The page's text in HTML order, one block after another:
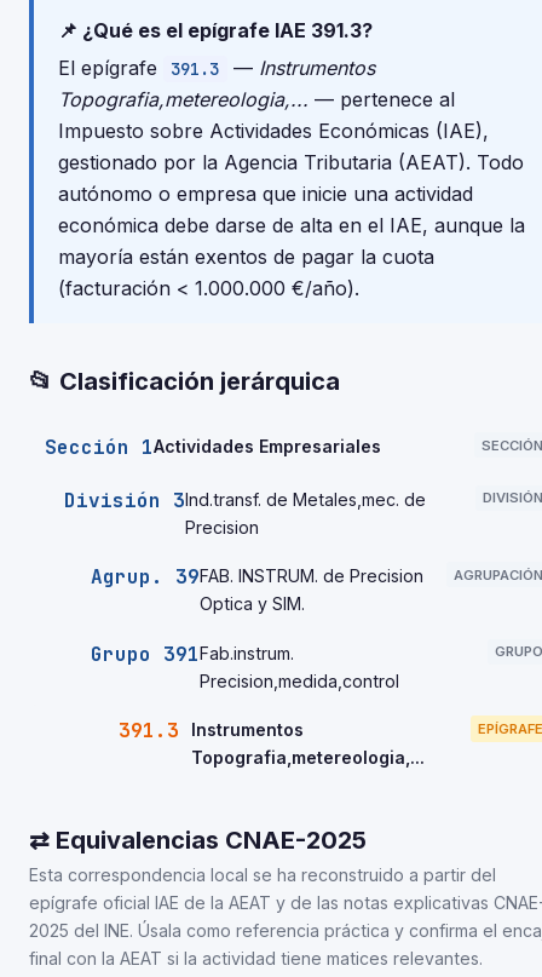
📌 ¿Qué es el epígrafe IAE 391.3?
El epígrafe
391.3 — Instrumentos
Topografia,metereologia,... — pertenece al
Impuesto sobre Actividades Económicas (IAE),
gestionado por la Agencia Tributaria (AEAT). Todo
autónomo o empresa que inicie una actividad
económica debe darse de alta en el IAE, aunque la
mayoría están exentos de pagar la cuota
(facturación < 1.000.000 €/año).
📂 Clasificación jerárquica
Sección 1Actividades Empresariales SECCIÓN
División 3Ind.transf. de Metales,mec. de
Precision
DIVISIÓN
Agrup. 39FAB. INSTRUM. de Precision
Optica y SIM.
AGRUPACIÓN
Grupo 391Fab.instrum.
Precision,medida,control
GRUPO
391.3
Instrumentos
Topografia,metereologia,...
EPÍGRAFE
⇄ Equivalencias CNAE-2025
Esta correspondencia local se ha reconstruido a partir del
epígrafe oficial IAE de la AEAT y de las notas explicativas
2025 del INE. Úsala como referencia práctica y confirma el
final con la AEAT si la actividad tiene matices relevantes.